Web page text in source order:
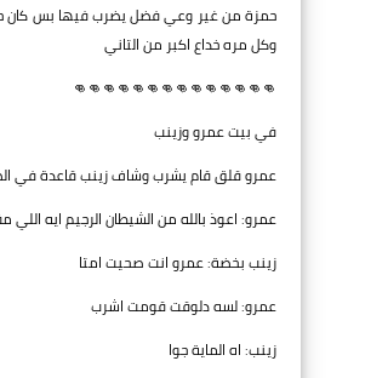
حمزة من غير وعي فضل يضرب فيها بس كان
وكل مره خداع اكبر من التاني
👊👊👊👊👊👊👊👊👊👊👊👊👊👊
في بيت عمرو وزينب
عمرو قلق قام يشرب وشاف زينب قاعدة في
عمرو: اعوذ بالله من الشيطان الرجيم ايه
زينب بخضة: عمرو انت صحيت امتا
عمرو: لسه دلوقت قومت اشرب
زينب: اه الماية جوا